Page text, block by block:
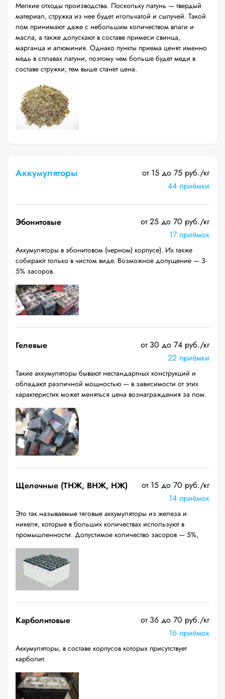
Мелкие отходы производства. Поскольку латунь — твердый
материал, стружка из нее будет игольчатой и сыпучей. Такой
лом принимают даже с небольшим количеством влаги и
масла, а также допускают в составе примеси свинца,
марганца и алюминия. Однако пункты приема ценят именно
медь в сплавах латуни, поэтому чем больше будет меди в
составе стружки, тем выше станет цена.
Аккумуляторы
от 15 до 75 руб./кг
44 приёмки
Эбонитовые
от 25 до 70 руб./кг
17 приёмок
Аккумуляторы в эбонитовом (черном) корпусе). Их также
собирают только в чистом виде. Возможное допущение — 3-
5% засоров.
Гелевые
от 30 до 74 руб./кг
22 приёмки
Такие аккумуляторы бывают нестандартных конструкций и
обладают различной мощностью — в зависимости от этих
характеристик может меняться цена вознаграждения за лом.
Щелочные (ТНЖ, ВНЖ, НЖ)
от 15 до 70 руб./кг
14 приёмок
Это так называемые тяговые аккумуляторы из железа и
никеля, которые в больших количествах используют в
промышленности. Допустимое количество засоров — 5%,
Карболитовые
от 36 до 70 руб./кг
16 приёмок
Аккумуляторы, в составе корпусов которых присутствует
карболит.